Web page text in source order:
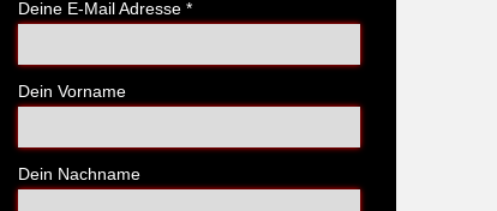
Deine E-Mail Adresse *
Dein Vorname
Dein Nachname